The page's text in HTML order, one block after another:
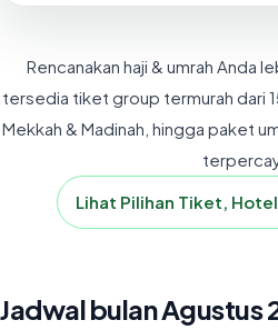
Rencanakan haji & umrah Anda
tersedia tiket group termurah dari
Mekkah & Madinah, hingga paket
Lihat Pilihan Tiket,
Jadwal bulan Agustus